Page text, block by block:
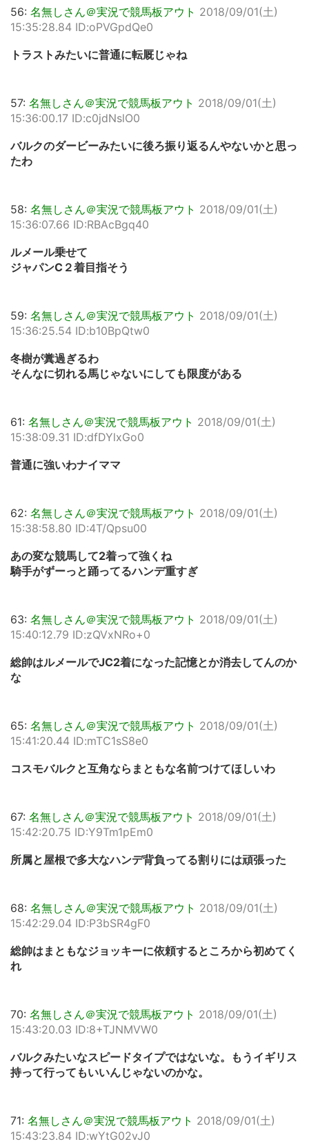
56: 名無しさん＠実況で競馬板アウト 2018/09/01(土)
15:35:28.84 ID:oPVGpdQe0
トラストみたいに普通に転厩じゃね
57: 名無しさん＠実況で競馬板アウト 2018/09/01(土)
15:36:00.17 ID:c0jdNslO0
バルクのダービーみたいに後ろ振り返るんやないかと思っ
たわ
58: 名無しさん＠実況で競馬板アウト 2018/09/01(土)
15:36:07.66 ID:RBAcBgq40
ルメール乗せて
ジャパンC２着目指そう
59: 名無しさん＠実況で競馬板アウト 2018/09/01(土)
15:36:25.54 ID:b10BpQtw0
冬樹が糞過ぎるわ
そんなに切れる馬じゃないにしても限度がある
61: 名無しさん＠実況で競馬板アウト 2018/09/01(土)
15:38:09.31 ID:dfDYlxGo0
普通に強いわナイママ
62: 名無しさん＠実況で競馬板アウト 2018/09/01(土)
15:38:58.80 ID:4T/Qpsu00
あの変な競馬して2着って強くね
騎手がずーっと踊ってるハンデ重すぎ
63: 名無しさん＠実況で競馬板アウト 2018/09/01(土)
15:40:12.79 ID:zQVxNRo+0
総帥はルメールでJC2着になった記憶とか消去してんのか
な
65: 名無しさん＠実況で競馬板アウト 2018/09/01(土)
15:41:20.44 ID:mTC1sS8e0
コスモバルクと互角ならまともな名前つけてほしいわ
67: 名無しさん＠実況で競馬板アウト 2018/09/01(土)
15:42:20.75 ID:Y9Tm1pEm0
所属と屋根で多大なハンデ背負ってる割りには頑張った
68: 名無しさん＠実況で競馬板アウト 2018/09/01(土)
15:42:29.04 ID:P3bSR4gF0
総帥はまともなジョッキーに依頼するところから初めてく
れ
70: 名無しさん＠実況で競馬板アウト 2018/09/01(土)
15:43:20.03 ID:8+TJNMVW0
バルクみたいなスピードタイプではないな。もうイギリス
持って行ってもいいんじゃないのかな。
71: 名無しさん＠実況で競馬板アウト 2018/09/01(土)
15:43:23.84 ID:wYtG02vJ0